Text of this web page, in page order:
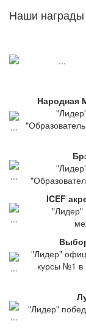
Наши награды
Народная
ICEF
"Лидер"
"Лидер"
курсы №1 в
"Лидер"